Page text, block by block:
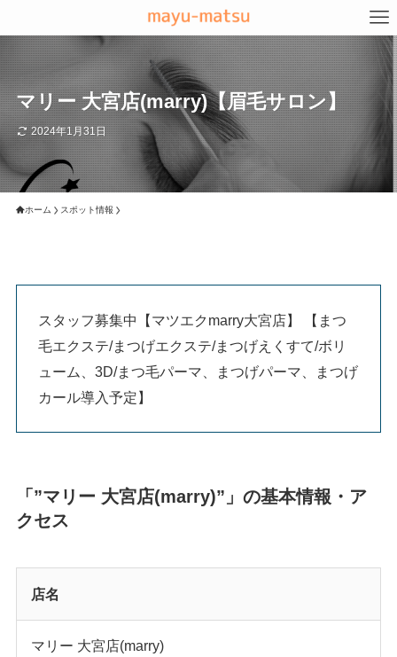
マリー 大宮店(marry)【眉毛サロン】
2024年1月31日
ホーム スポット情報
スタッフ募集中【マツエクmarry大宮店】 【まつ
毛エクステ/まつげエクステ/まつげえくすて/ボリ
ューム、3D/まつ毛パーマ、まつげパーマ、まつげ
カール導入予定】
「”マリー 大宮店(marry)”」の基本情報・ア
クセス
店名
マリー 大宮店(marry)